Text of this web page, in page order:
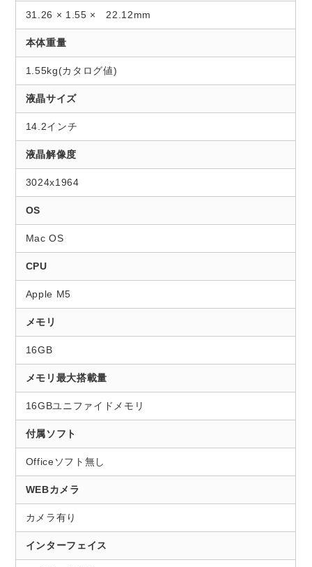
31.26 × 1.55 × 22.12mm
本体重量
1.55kg(カタログ値)
液晶サイズ
14.2インチ
液晶解像度
3024x1964
OS
Mac OS
CPU
Apple M5
メモリ
16GB
メモリ最大搭載量
16GBユニファイドメモリ
付属ソフト
Officeソフト無し
WEBカメラ
カメラ有り
インターフェイス